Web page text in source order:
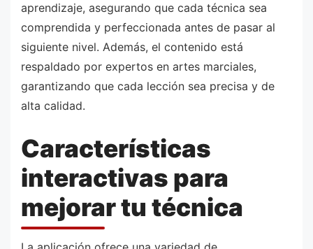
aprendizaje, asegurando que cada técnica sea
comprendida y perfeccionada antes de pasar al
siguiente nivel. Además, el contenido está
respaldado por expertos en artes marciales,
garantizando que cada lección sea precisa y de
alta calidad.
Características
interactivas para
mejorar tu técnica